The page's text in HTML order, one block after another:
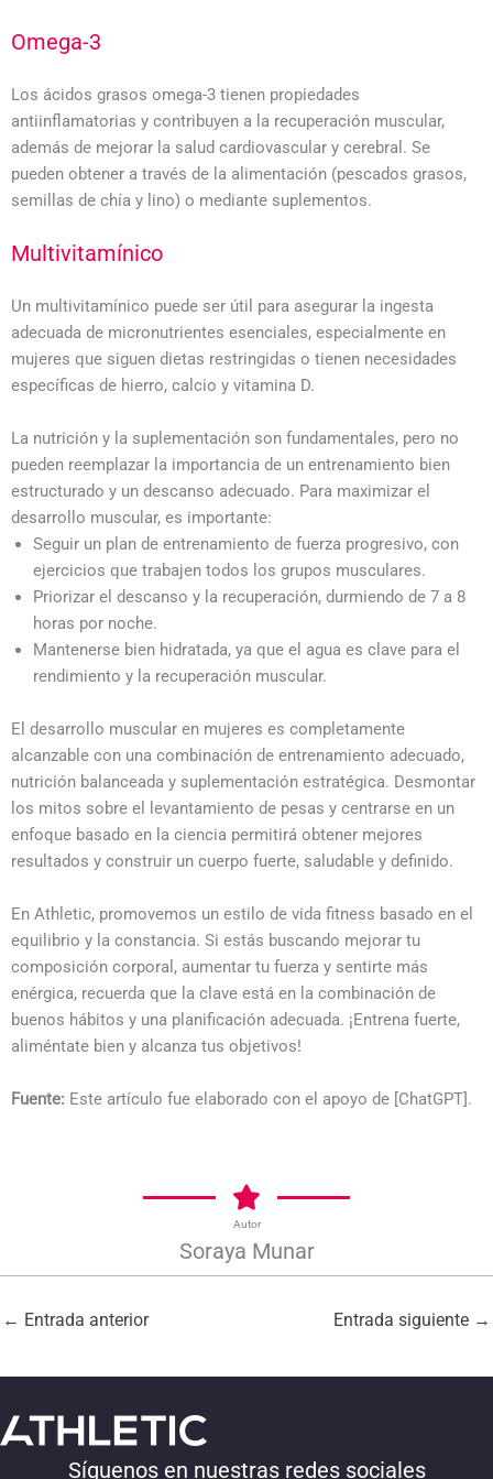
Omega-3
Los ácidos grasos omega-3 tienen propiedades
antiinflamatorias y contribuyen a la recuperación muscular,
además de mejorar la salud cardiovascular y cerebral. Se
pueden obtener a través de la alimentación (pescados grasos,
semillas de chía y lino) o mediante suplementos.
Multivitamínico
Un multivitamínico puede ser útil para asegurar la ingesta
adecuada de micronutrientes esenciales, especialmente en
mujeres que siguen dietas restringidas o tienen necesidades
específicas de hierro, calcio y vitamina D.
La nutrición y la suplementación son fundamentales, pero no
pueden reemplazar la importancia de un entrenamiento bien
estructurado y un descanso adecuado. Para maximizar el
desarrollo muscular, es importante:
Seguir un plan de entrenamiento de fuerza progresivo, con
ejercicios que trabajen todos los grupos musculares.
Priorizar el descanso y la recuperación, durmiendo de 7 a 8
horas por noche.
Mantenerse bien hidratada, ya que el agua es clave para el
rendimiento y la recuperación muscular.
El desarrollo muscular en mujeres es completamente
alcanzable con una combinación de entrenamiento adecuado,
nutrición balanceada y suplementación estratégica. Desmontar
los mitos sobre el levantamiento de pesas y centrarse en un
enfoque basado en la ciencia permitirá obtener mejores
resultados y construir un cuerpo fuerte, saludable y definido.
En Athletic, promovemos un estilo de vida fitness basado en el
equilibrio y la constancia. Si estás buscando mejorar tu
composición corporal, aumentar tu fuerza y sentirte más
enérgica, recuerda que la clave está en la combinación de
buenos hábitos y una planificación adecuada. ¡Entrena fuerte,
aliméntate bien y alcanza tus objetivos!
Fuente: Este artículo fue elaborado con el apoyo de [ChatGPT].
Autor
Soraya Munar
← Entrada anterior Entrada siguiente →
Síguenos en nuestras redes sociales